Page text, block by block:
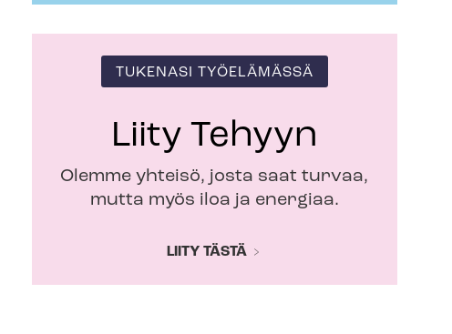
TUKENASI TYÖELÄMÄSSÄ
Liity Tehyyn
Olemme yhteisö, josta saat turvaa,
mutta myös iloa ja energiaa.
LIITY TÄSTÄ